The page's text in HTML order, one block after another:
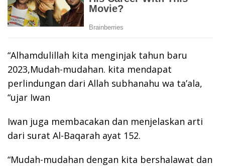
“Alhamdulillah kita menginjak tahun baru
2023,Mudah-mudahan. kita mendapat
perlindungan dari Allah subhanahu wa ta’ala,
“ujar Iwan
Iwan juga membacakan dan menjelaskan arti
dari surat Al-Baqarah ayat 152.
“Mudah-mudahan dengan kita bershalawat dan